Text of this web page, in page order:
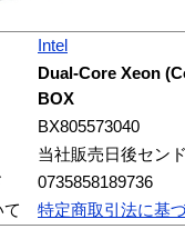
Intel
Dual-Core Xeon
BOX
BX805573040
当社販売日後セン
0735858189736
特定商取引法に基